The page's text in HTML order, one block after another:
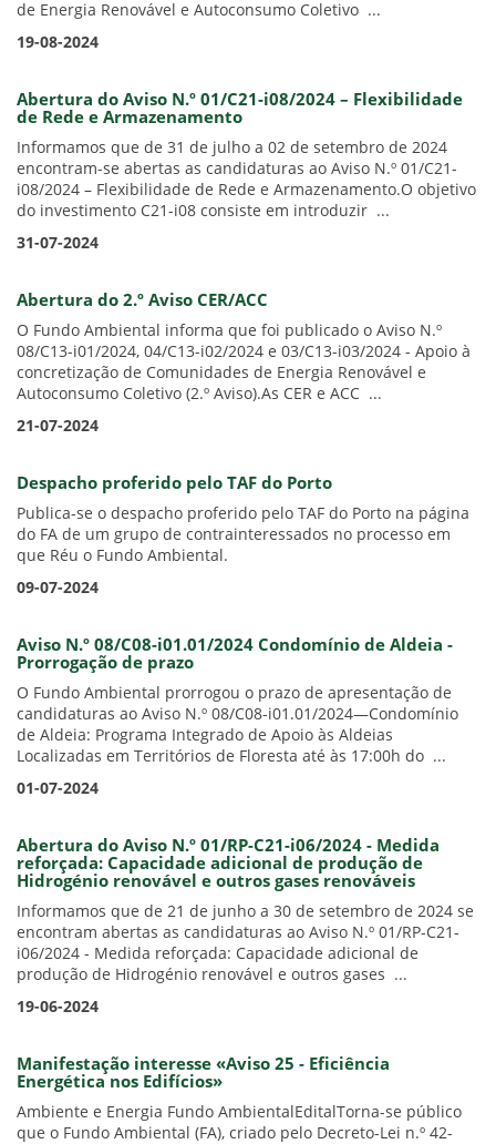
de Energia Renovável e Autoconsumo Coletivo ...
19-08-2024
Abertura do Aviso N.º 01/C21-i08/2024 – Flexibilidade
de Rede e Armazenamento
Informamos que de 31 de julho a 02 de setembro de 2024
encontram-se abertas as candidaturas ao Aviso N.º 01/C21-
i08/2024 – Flexibilidade de Rede e Armazenamento.O objetivo
do investimento C21-i08 consiste em introduzir ...
31-07-2024
Abertura do 2.º Aviso CER/ACC
O Fundo Ambiental informa que foi publicado o Aviso N.º
08/C13-i01/2024, 04/C13-i02/2024 e 03/C13-i03/2024 - Apoio à
concretização de Comunidades de Energia Renovável e
Autoconsumo Coletivo (2.º Aviso).As CER e ACC ...
21-07-2024
Despacho proferido pelo TAF do Porto
Publica-se o despacho proferido pelo TAF do Porto na página
do FA de um grupo de contrainteressados no processo em
que Réu o Fundo Ambiental.
09-07-2024
Aviso N.º 08/C08-i01.01/2024 Condomínio de Aldeia -
Prorrogação de prazo
O Fundo Ambiental prorrogou o prazo de apresentação de
candidaturas ao Aviso N.º 08/C08-i01.01/2024—Condomínio
de Aldeia: Programa Integrado de Apoio às Aldeias
Localizadas em Territórios de Floresta até às 17:00h do ...
01-07-2024
Abertura do Aviso N.º 01/RP-C21-i06/2024 - Medida
reforçada: Capacidade adicional de produção de
Hidrogénio renovável e outros gases renováveis
Informamos que de 21 de junho a 30 de setembro de 2024 se
encontram abertas as candidaturas ao Aviso N.º 01/RP-C21-
i06/2024 - Medida reforçada: Capacidade adicional de
produção de Hidrogénio renovável e outros gases ...
19-06-2024
Manifestação interesse «Aviso 25 - Eficiência
Energética nos Edifícios»
Ambiente e Energia Fundo AmbientalEditalTorna-se público
que o Fundo Ambiental (FA), criado pelo Decreto-Lei n.º 42-